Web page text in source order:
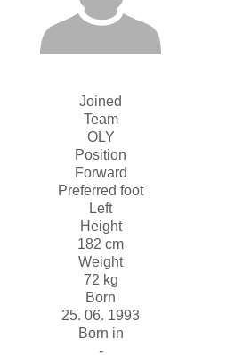
Joined
Team
OLY
Position
Forward
Preferred foot
Left
Height
182 cm
Weight
72 kg
Born
25. 06. 1993
Born in
-